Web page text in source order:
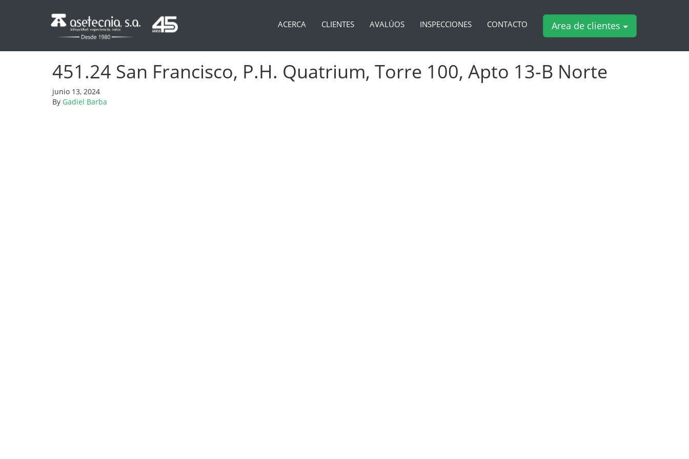
ACERCA CLIENTES AVALÚOS INSPECCIONES CONTACTO Area de clientes
451.24 San Francisco, P.H. Quatrium, Torre 100, Apto 13-B Norte
junio 13, 2024
By Gadiel Barba